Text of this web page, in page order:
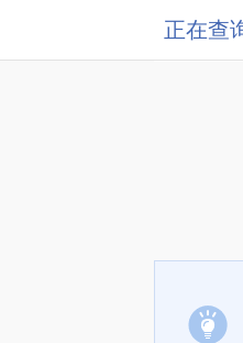
正在查